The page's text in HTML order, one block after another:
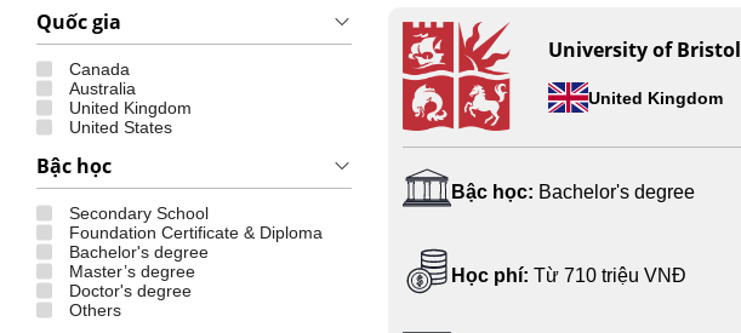
Quốc gia
Canada
Australia
United Kingdom
United States
Bậc học
Secondary School
Foundation Certificate & Diploma
Bachelor's degree
Master’s degree
Doctor's degree
Others
University of Bristol
United Kingdom
Bậc học: Bachelor's degree
Học phí: Từ 710 triệu VNĐ